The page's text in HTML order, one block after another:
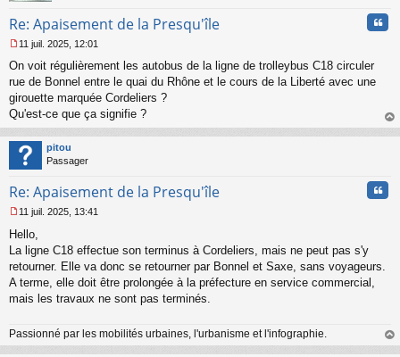
Re: Apaisement de la Presqu'île
e
s
s
g
n
o
l
u
11 juil. 2025, 12:01
On voit régulièrement les autobus de la ligne de trolleybus C18 circuler
rue de Bonnel entre le quai du Rhône et le cours de la Liberté avec une
girouette marquée Cordeliers ?
Qu'est-ce que ça signifie ?
au
pitou
Passager
Re: Apaisement de la Presqu'île
e
s
s
g
e
11 juil. 2025, 13:41
Hello,
La ligne C18 effectue son terminus à Cordeliers, mais ne peut pas s'y
retourner. Elle va donc se retourner par Bonnel et Saxe, sans voyageurs.
A terme, elle doit être prolongée à la préfecture en service commercial,
mais les travaux ne sont pas terminés.
Passionné par les mobilités urbaines, l'urbanisme et l'infographie.
au